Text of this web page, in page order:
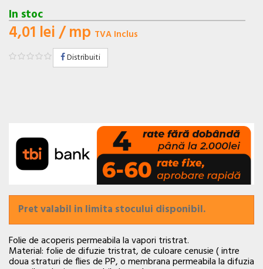
In stoc
4,01 lei/ mp TVA Inclus
Distribuiti
Pret valabil in limita stocului disponibil.
Folie de acoperis permeabila la vapori tristrat.
Material: folie de difuzie tristrat, de culoare cenusie ( intre
doua straturi de flies de PP, o membrana permeabila la difuzia